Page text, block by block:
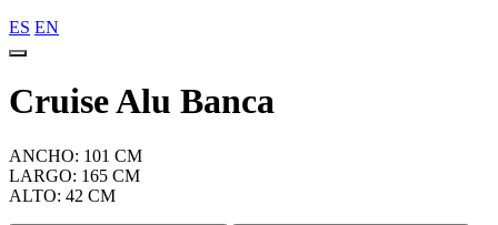
ES EN
Cruise Alu Banca
ANCHO: 101 CM
LARGO: 165 CM
ALTO: 42 CM